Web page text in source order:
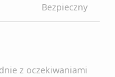
Bezpieczny
z oczekiwaniami